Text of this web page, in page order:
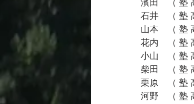
濱田　（ 塾
石井　（ 塾
山本　（ 塾
花内　（ 塾
小山　（ 塾
柴田　（ 塾
栗原　（ 塾
河野　（ 塾